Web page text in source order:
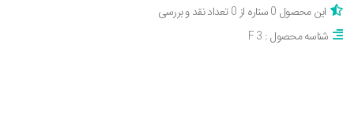
این محصول 0 ستاره از 0 تعداد نقد و بررسی
شناسه محصول : F 3